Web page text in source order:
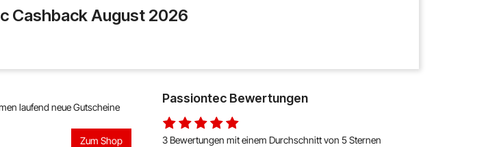
Cashback August 2026
laufend neue Gutscheine
Zum Shop
Passiontec Bewertungen
3 Bewertungen mit einem Durchschnitt von 5 Sternen